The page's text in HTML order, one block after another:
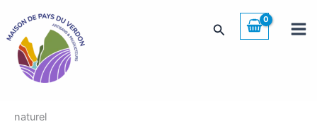
contenu
Rechercher
naturel